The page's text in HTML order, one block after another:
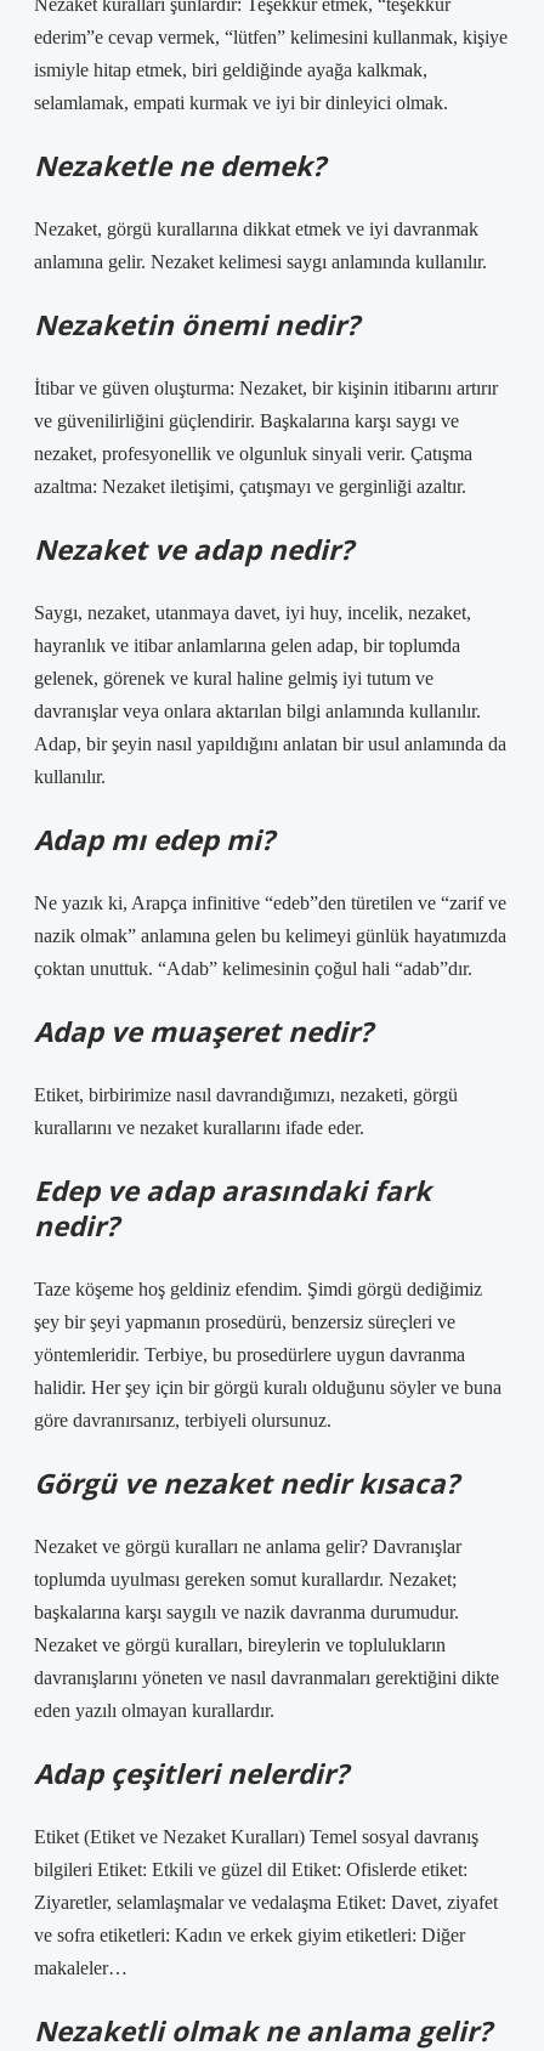
Nezaket kuralları şunlardır: Teşekkür etmek, “teşekkür
ederim”e cevap vermek, “lütfen” kelimesini kullanmak, kişiye
ismiyle hitap etmek, biri geldiğinde ayağa kalkmak,
selamlamak, empati kurmak ve iyi bir dinleyici olmak.
Nezaketle ne demek?
Nezaket, görgü kurallarına dikkat etmek ve iyi davranmak
anlamına gelir. Nezaket kelimesi saygı anlamında kullanılır.
Nezaketin önemi nedir?
İtibar ve güven oluşturma: Nezaket, bir kişinin itibarını artırır
ve güvenilirliğini güçlendirir. Başkalarına karşı saygı ve
nezaket, profesyonellik ve olgunluk sinyali verir. Çatışma
azaltma: Nezaket iletişimi, çatışmayı ve gerginliği azaltır.
Nezaket ve adap nedir?
Saygı, nezaket, utanmaya davet, iyi huy, incelik, nezaket,
hayranlık ve itibar anlamlarına gelen adap, bir toplumda
gelenek, görenek ve kural haline gelmiş iyi tutum ve
davranışlar veya onlara aktarılan bilgi anlamında kullanılır.
Adap, bir şeyin nasıl yapıldığını anlatan bir usul anlamında da
kullanılır.
Adap mı edep mi?
Ne yazık ki, Arapça infinitive “edeb”den türetilen ve “zarif ve
nazik olmak” anlamına gelen bu kelimeyi günlük hayatımızda
çoktan unuttuk. “Adab” kelimesinin çoğul hali “adab”dır.
Adap ve muaşeret nedir?
Etiket, birbirimize nasıl davrandığımızı, nezaketi, görgü
kurallarını ve nezaket kurallarını ifade eder.
Edep ve adap arasındaki fark
nedir?
Taze köşeme hoş geldiniz efendim. Şimdi görgü dediğimiz
şey bir şeyi yapmanın prosedürü, benzersiz süreçleri ve
yöntemleridir. Terbiye, bu prosedürlere uygun davranma
halidir. Her şey için bir görgü kuralı olduğunu söyler ve buna
göre davranırsanız, terbiyeli olursunuz.
Görgü ve nezaket nedir kısaca?
Nezaket ve görgü kuralları ne anlama gelir? Davranışlar
toplumda uyulması gereken somut kurallardır. Nezaket;
başkalarına karşı saygılı ve nazik davranma durumudur.
Nezaket ve görgü kuralları, bireylerin ve toplulukların
davranışlarını yöneten ve nasıl davranmaları gerektiğini dikte
eden yazılı olmayan kurallardır.
Adap çeşitleri nelerdir?
Etiket (Etiket ve Nezaket Kuralları) Temel sosyal davranış
bilgileri Etiket: Etkili ve güzel dil Etiket: Ofislerde etiket:
Ziyaretler, selamlaşmalar ve vedalaşma Etiket: Davet, ziyafet
ve sofra etiketleri: Kadın ve erkek giyim etiketleri: Diğer
makaleler…
Nezaketli olmak ne anlama gelir?